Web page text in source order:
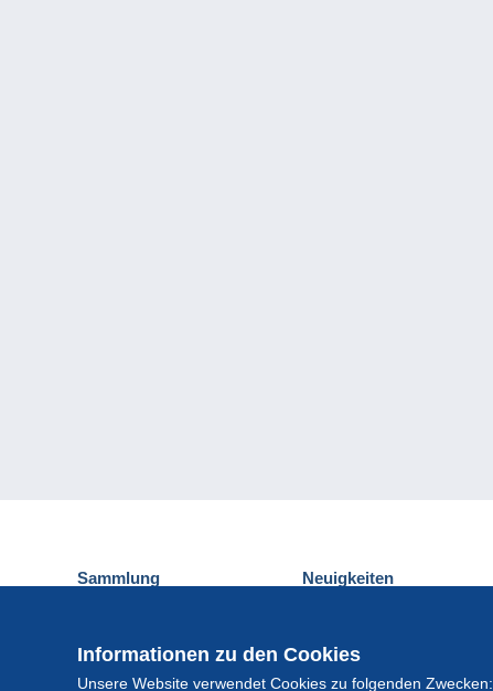
Informationen zu den Cookies
Unsere Website verwendet Cookies zu folgenden
Sammlung
Münzen und Banknoten
Neuigkeiten